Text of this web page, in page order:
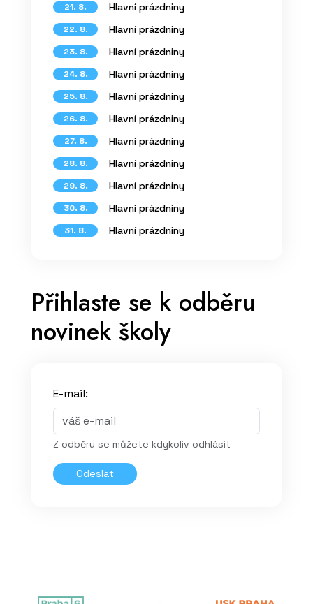
21. 8. Hlavní prázdniny
22. 8. Hlavní prázdniny
23. 8. Hlavní prázdniny
24. 8. Hlavní prázdniny
25. 8. Hlavní prázdniny
26. 8. Hlavní prázdniny
27. 8. Hlavní prázdniny
28. 8. Hlavní prázdniny
29. 8. Hlavní prázdniny
30. 8. Hlavní prázdniny
31. 8. Hlavní prázdniny
Přihlaste se k odběru
novinek školy
E-mail:
Z odběru se můžete kdykoliv odhlásit
Odeslat